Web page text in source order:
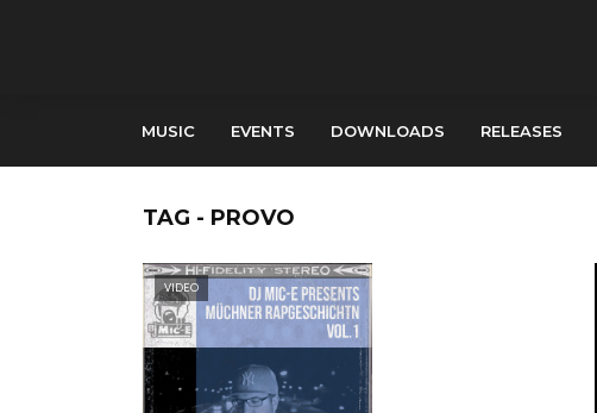
MUSIC EVENTS DOWNLOADS RELEASES
TAG - PROVO
VIDEO